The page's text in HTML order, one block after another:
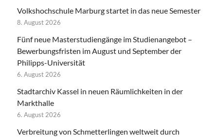
Volkshochschule Marburg startet in das neue Semester
8. August 2026
Fünf neue Masterstudiengänge im Studienangebot –
Bewerbungsfristen im August und September der
Philipps-Universität
6. August 2026
Stadtarchiv Kassel in neuen Räumlichkeiten in der
Markthalle
6. August 2026
Verbreitung von Schmetterlingen weltweit durch